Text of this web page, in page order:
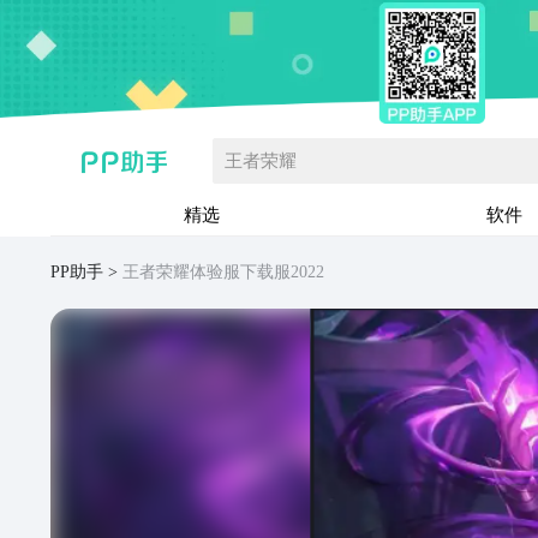
王者荣耀
精选 软件
PP助手 王者荣耀体验服下载服2022